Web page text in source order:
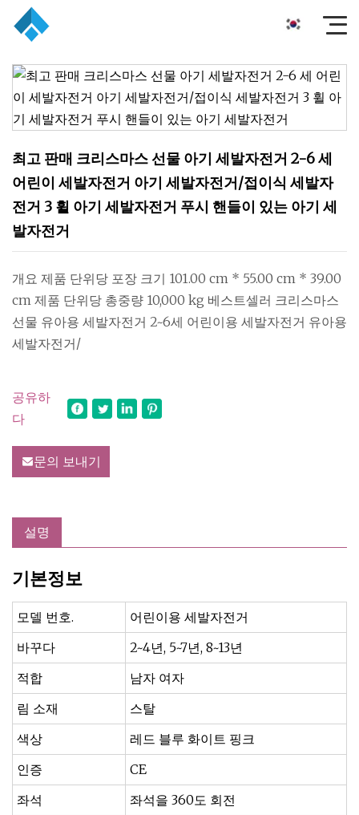
최고 판매 크리스마스 선물 아기 세발자전거 2-6 세
어린이 세발자전거 아기 세발자전거/접이식 세발자
전거 3 휠 아기 세발자전거 푸시 핸들이 있는 아기 세
발자전거
개요 제품 단위당 포장 크기 101.00 cm * 55.00 cm * 39.00
cm 제품 단위당 총중량 10,000 kg 베스트셀러 크리스마스
선물 유아용 세발자전거 2~6세 어린이용 세발자전거 유아용
세발자전거/
공유하
다
문의 보내기
설명
기본정보
모델 번호.
어린이용 세발자전거
바꾸다
2~4년, 5~7년, 8~13년
적합
남자 여자
림 소재
스탈
색상
레드 블루 화이트 핑크
인증
CE
좌석
좌석을 360도 회전